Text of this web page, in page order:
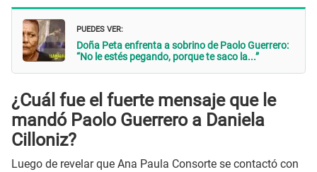
PUEDES VER:
Doña Peta enfrenta a sobrino de Paolo Guerrero:
“No le estés pegando, porque te saco la...”
¿Cuál fue el fuerte mensaje que le
mandó Paolo Guerrero a Daniela
Cilloniz?
Luego de revelar que Ana Paula Consorte se contactó con